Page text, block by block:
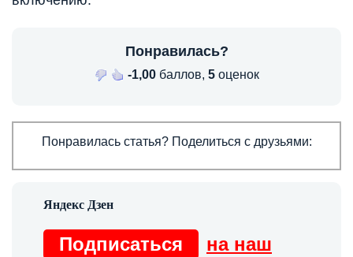
Понравилась?
-1,00баллов, 5оценок
Понравилась статья? Поделиться с друзьями:
Подписаться
на наш